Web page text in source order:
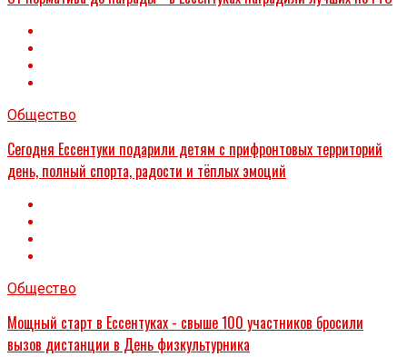
Общество
Сегодня Ессентуки подарили детям с прифронтовых территорий
день, полный спорта, радости и тёплых эмоций
Общество
Мощный старт в Ессентуках - свыше 100 участников бросили
вызов дистанции в День физкультурника